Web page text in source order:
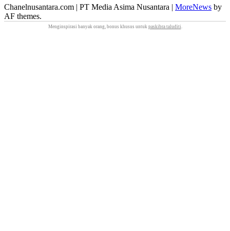
Chanelnusantara.com | PT Media Asima Nusantara | MoreNews by
AF themes.
Menginspirasi banyak orang, bonus khusus untuk paskibra taluditi.